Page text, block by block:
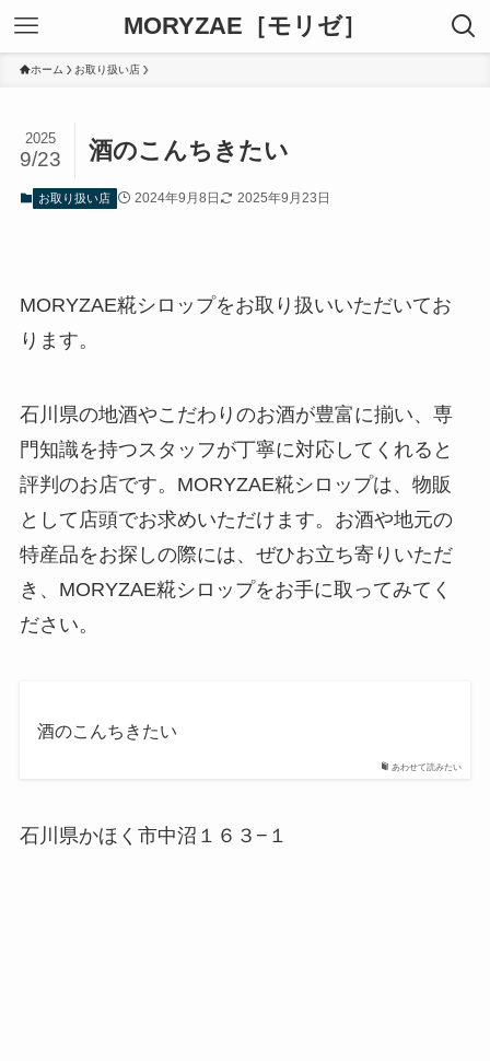
MORYZAE［モリゼ］
ホーム お取り扱い店
酒のこんちきたい
2025
9/23
お取り扱い店 2024年9月8日 2025年9月23日
MORYZAE糀シロップをお取り扱いいただいてお
ります。
石川県の地酒やこだわりのお酒が豊富に揃い、専
門知識を持つスタッフが丁寧に対応してくれると
評判のお店です。MORYZAE糀シロップは、物販
として店頭でお求めいただけます。お酒や地元の
特産品をお探しの際には、ぜひお立ち寄りいただ
き、MORYZAE糀シロップをお手に取ってみてく
ださい。
あわせて読みたい
酒のこんちきたい
石川県かほく市中沼１６３−１